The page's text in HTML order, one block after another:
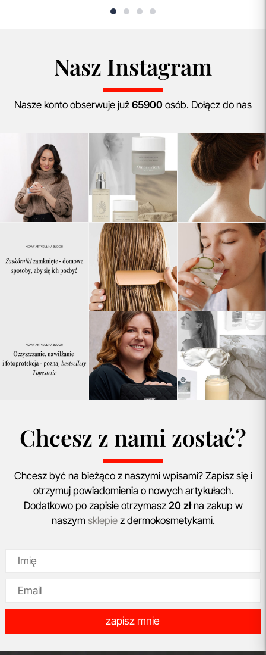
Nasz Instagram
Nasze konto obserwuje już 65900 osób. Dołącz do nas
Chcesz z nami zostać?
Chcesz być na bieżąco z naszymi wpisami? Zapisz się i
otrzymuj powiadomienia o nowych artykułach.
Dodatkowo po zapisie otrzymasz 20 złna zakup w
naszym sklepiez dermokosmetykami.
zapisz mnie